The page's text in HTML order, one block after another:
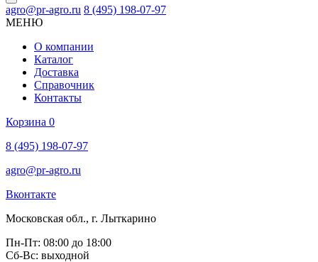
agro@pr-agro.ru 8 (495) 198-07-97
МЕНЮ
О компании
Каталог
Доставка
Справочник
Контакты
Корзина 0
8 (495) 198-07-97
agro@pr-agro.ru
Вконтакте
Московская обл., г. Лыткарино
Пн-Пт: 08:00 до 18:00
Сб-Вс: выходной